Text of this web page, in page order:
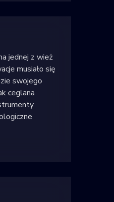
jednej z wież
musiało się
swojego
ceglana